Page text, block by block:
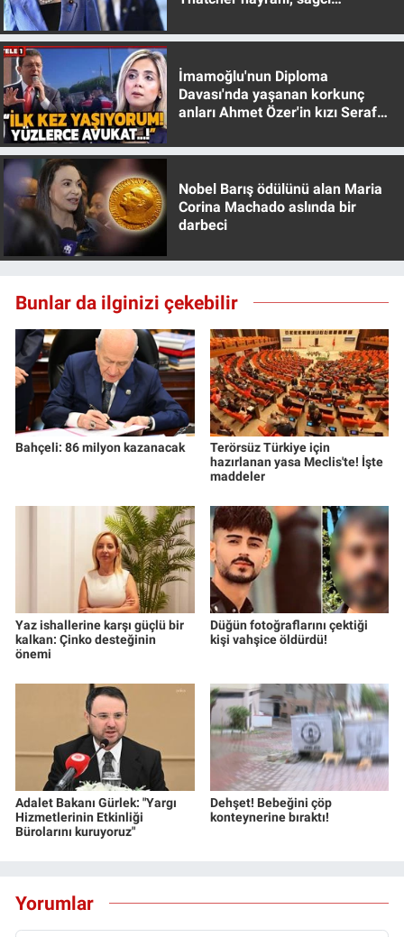
İmamoğlu'nun Diploma
Davası'nda yaşanan korkunç
anları Ahmet Özer'in kızı Seraf
Nobel Barış ödülünü alan Maria
Corina Machado aslında bir
darbeci
Bunlar da ilginizi çekebilir
Bahçeli: 86 milyon kazanacak
Terörsüz Türkiye için
hazırlanan yasa Meclis'te! İşte
maddeler
Yaz ishallerine karşı güçlü bir
kalkan: Çinko desteğinin
önemi
Düğün fotoğraflarını çektiği
kişi vahşice öldürdü!
Adalet Bakanı Gürlek: "Yargı
Hizmetlerinin Etkinliği
Bürolarını kuruyoruz"
Dehşet! Bebeğini çöp
konteynerine bıraktı!
Yorumlar